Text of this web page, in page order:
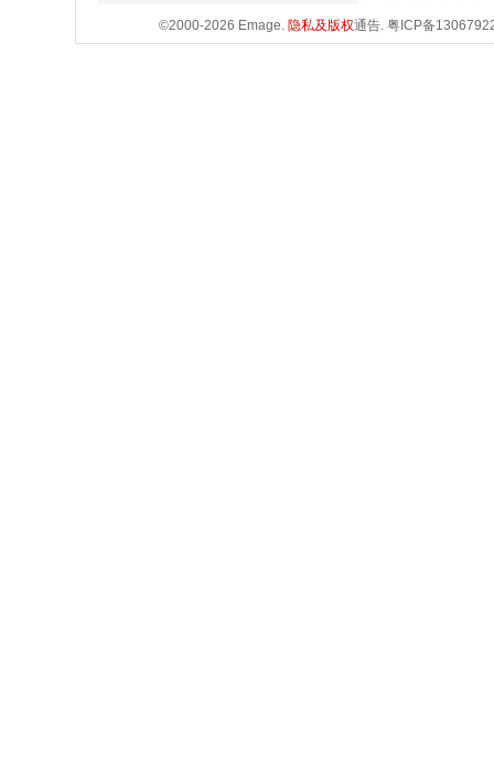
©2000-2026 Emage. 隐私及版权通告. 粤ICP备